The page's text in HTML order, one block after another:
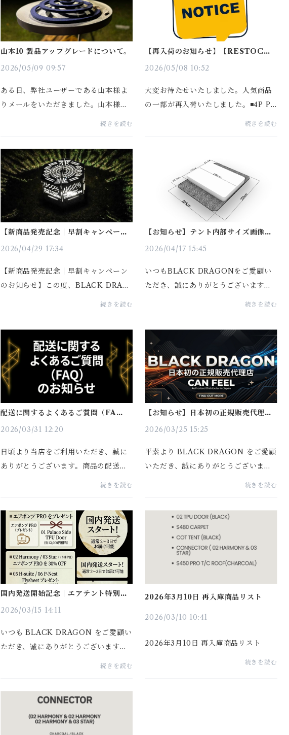
山本10 製品アップグレードについて。
2026/05/09 09:57
ある日、弊社ユーザーである山本様よ
りメールをいただきました。山本様が
よく行かれるキャンプ場は、夜になる
着後、蚊取り線香ホルダーを含めたキ
ャンプギアを早めに設営され...
続きを読む
【再入荷のお知らせ】【RESTOCK
2026/05/08 10:52
大変お待たせいたしました。人気商品
の一部が再入荷いたしました。◾️4P PR
O T/C◾️CONNECTOR（S450 PRO
◾️COT Tent Flysheet ...
続きを読む
【新商品発売記念｜早割キャンペーン
MAUNA LOA」
2026/04/29 17:34
【新商品発売記念｜早割キャンペーン
のお知らせ】この度、BLACK DRAG
ONより新作焚き火台「山本20 焚き火
します。発売を記念して、期間限定の
早割キャンペーンを実施いたしま
す。...
続きを読む
【お知らせ】テント内部サイズ画像の
2026/04/17 15:45
いつもBLACK DRAGONをご愛顧い
ただき、誠にありがとうございます。
これまでお客様より、「テント内部の
などのレイアウトを検討しやすい」と
のご要望を多数いただいておりまし...
続きを読む
配送に関するよくあるご質問（FAQ）
2026/03/31 12:20
日頃より当店をご利用いただき、誠に
ありがとうございます。商品の配送に
ついて、多く寄せられるご質問をまと
だけますようお願い申し上げます。1.
「国内発送」と記載のある商...
続きを読む
【お知らせ】日本初の正規販売代理店
2026/03/25 15:25
平素より BLACK DRAGON をご愛顧
いただき、誠にありがとうございま
す。これまで、日本国内やアジア各国
に取って見たい」「旅行の際に立ち寄
れる店舗はないか」といった熱心な...
続きを読む
国内発送開始記念｜エアテント特別キ
2026/03/15 14:11
いつも BLACK DRAGON をご愛顧い
ただき、诚にありがとうございます。
よりスピーディーに商品をお届けでき
改善を進めてまいりました。⚠️ 「国内
発送」について商品名やページ内...
続きを読む
2026年3月10日 再入庫商品リスト
2026/03/10 10:41
2026年3月10日 再入庫商品リスト
続きを読む